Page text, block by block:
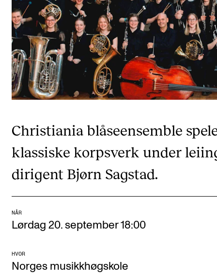
CREMAH
NordART
Prosjekter
Publikasjoner
INTERNASJONALT
Internasjonal strategi
IN.TUNE
AKTUELT
Arrangementer og konserter
Ledige stillinger
Christiania blåseensemble
klassiske korpsverk under
dirigent Bjørn Sagstad.
NÅR
Lørdag 20. september 18:00
HVOR
Norges musikkhøgskole